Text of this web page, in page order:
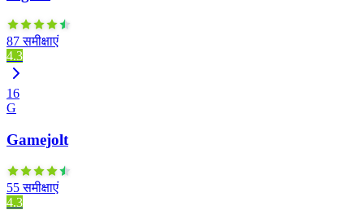
87 समीक्षाएं
4.3
16
G
Gamejolt
55 समीक्षाएं
4.3